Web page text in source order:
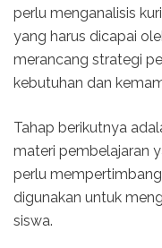
perlu menganalisis
yang harus dicapai
merancang strategi
kebutuhan dan
Tahap berikutnya
materi pembelajaran
perlu
digunakan untuk
siswa.